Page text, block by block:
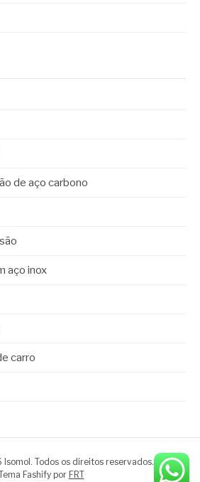
de aço carbono
aço inox
carro
Todos os direitos reservados.
Fashify por FRT